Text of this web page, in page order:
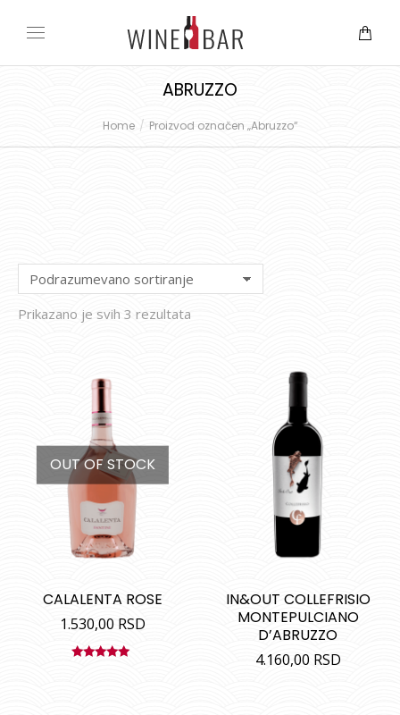
ABRUZZO
You are here:Home Proizvod označen „Abruzzo“
Prikazano je svih 3 rezultata
OUT OF STOCK
CALALENTA ROSE
1.530,00 RSD
IN&OUT COLLEFRISIO
MONTEPULCIANO
D’ABRUZZO
4.160,00 RSD